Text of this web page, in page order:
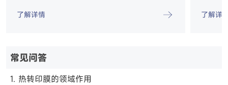
了解详情 了解详
常见问答
1. 热转印膜的领域作用